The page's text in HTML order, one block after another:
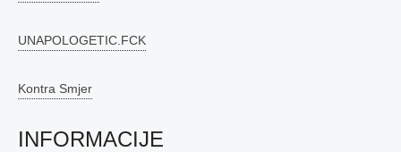
UNAPOLOGETIC.FCK
Kontra Smjer
INFORMACIJE